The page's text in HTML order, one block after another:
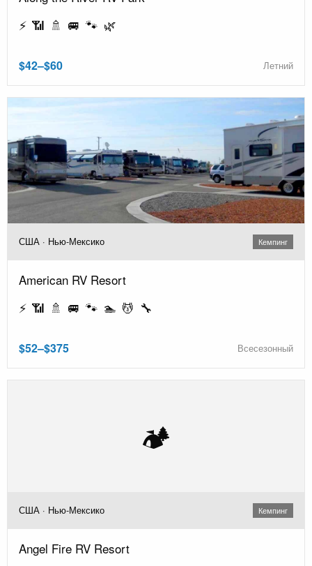
⚡ 📶 🚿 🚐 🐾 🌿
$42–$60 Летний
США · Нью-Мексико Кемпинг
American RV Resort
⚡ 📶 🚿 🚐 🐾 🏊 💆 🔧
$52–$375 Всесезонный
🏕️
США · Нью-Мексико Кемпинг
Angel Fire RV Resort